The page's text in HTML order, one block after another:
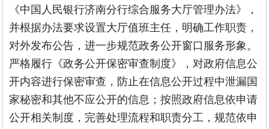
《中国人民银行济南分行综合服务大厅管理办法》，
并根据办法要求设置大厅值班主任，明确工作职责，
对外发布公告，进一步规范政务公开窗口服务形象。
严格履行《政务公开保密审查制度》，对政府信息公
开内容进行保密审查，防止在信息公开过程中泄漏国
家秘密和其他不应公开的信息；按照政府信息依申请
公开相关制度，完善处理流程和职责分工，规范依申